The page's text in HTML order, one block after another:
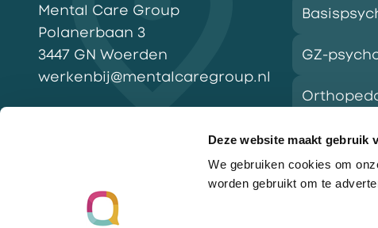
Deze website maakt gebruik
We gebruiken cookies om
worden gebruikt om te
Mental Care Group
Polanerbaan 3
3447 GN Woerden
werkenbij@mentalcaregroup.nl
GZ-
Ga naar de homepagina
Vacatures